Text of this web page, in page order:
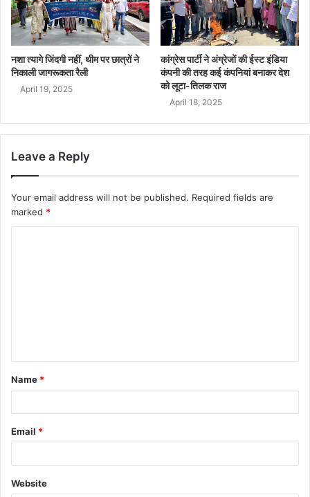
नशा त्यागे जिंदगी नहीं, थीम पर छात्रों ने
निकाली जागरूकता रैली
April 19, 2025
कांग्रेस पार्टी ने अंग्रेजों की ईस्ट इंडिया
कंपनी की तरह कई कंपनियां बनाकर देश
को लूटा-तिलक राज
April 18, 2025
Leave a Reply
Your email address will not be published. Required fields are
marked *
Name *
Email *
Website